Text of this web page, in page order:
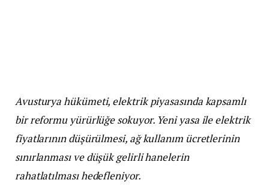
Avusturya hükümeti, elektrik piyasasında kapsamlı
bir reformu yürürlüğe sokuyor. Yeni yasa ile elektrik
fiyatlarının düşürülmesi, ağ kullanım ücretlerinin
sınırlanması ve düşük gelirli hanelerin
rahatlatılması hedefleniyor.